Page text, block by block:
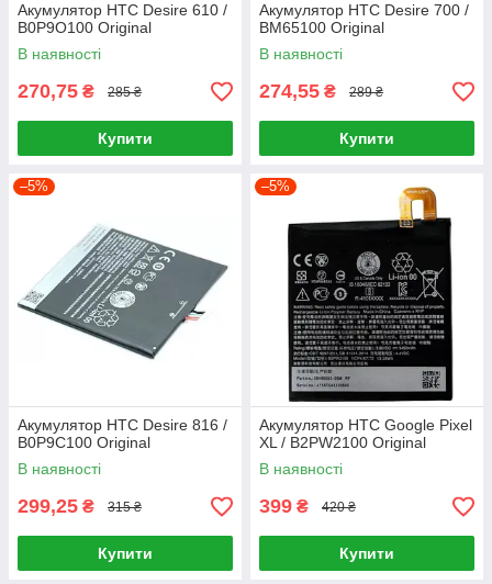
Акумулятор HTC Desire 610 /
B0P9O100 Original
В наявності
270,75 ₴ 285 ₴
Купити
Акумулятор HTC Desire 700 /
BM65100 Original
В наявності
274,55 ₴ 289 ₴
Купити
–5%
Акумулятор HTC Desire 816 /
B0P9C100 Original
В наявності
299,25 ₴ 315 ₴
Купити
–5%
Акумулятор HTC Google Pixel
XL / B2PW2100 Original
В наявності
399 ₴ 420 ₴
Купити